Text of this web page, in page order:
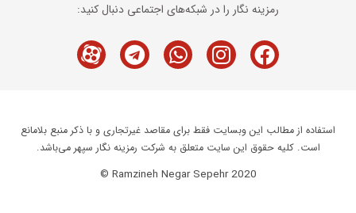
رمزینه نگار را در شبکه‌های اجتماعی دنبال کنید:
Facebook
Instagram
Whatsapp
Telegram
M-
icon-
استفاده از مطالب این وبسایت فقط برای مقاصد غیرتجاری و با ذکر منبع بلامانع
است. کلیه حقوق این سایت متعلق به شرکت رمزینه نگار سپهر می‌باشد.
Ramzineh Negar Sepehr 2020 ©